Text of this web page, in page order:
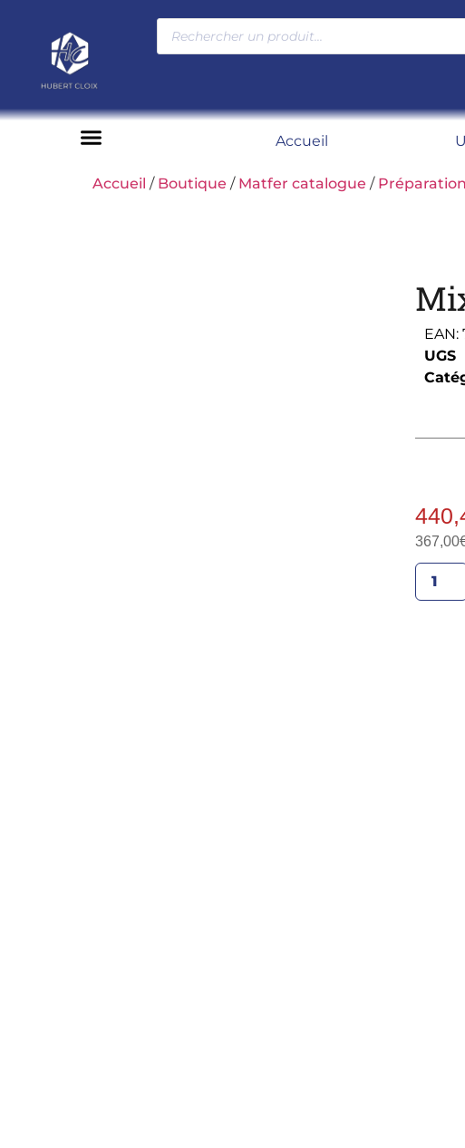
Accueil
Accueil / Boutique / Matfer catalogue / Préparation
EAN:
UGS
367,00